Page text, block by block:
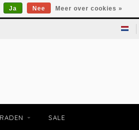
SALE
Ja Nee Meer over cookies »